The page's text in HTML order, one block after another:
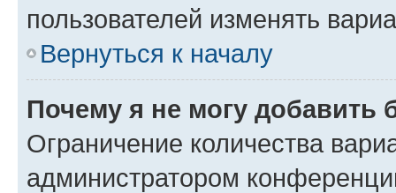
пользователей изменять
Вернуться к началу
Почему я не могу добавить
Ограничение количества
администратором